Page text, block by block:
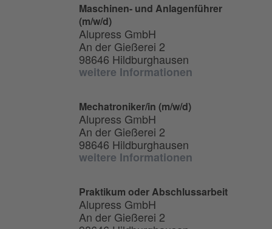
Maschinen- und Anlagenführer
(m/w/d)
Alupress GmbH
An der Gießerei 2
98646 Hildburghausen
weitere Informationen
Mechatroniker/in (m/w/d)
Alupress GmbH
An der Gießerei 2
98646 Hildburghausen
weitere Informationen
Praktikum oder Abschlussarbeit
Alupress GmbH
An der Gießerei 2